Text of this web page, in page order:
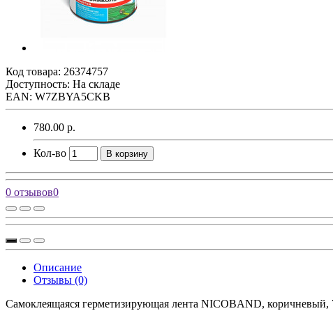
Код товара: 26374757
Доступность: На складе
EAN: W7ZBYA5CKB
780.00 р.
Кол-во В корзину
0 отзывов0
Описание
Отзывы (0)
Самоклеящаяся герметизирующая лента NICOBAND,